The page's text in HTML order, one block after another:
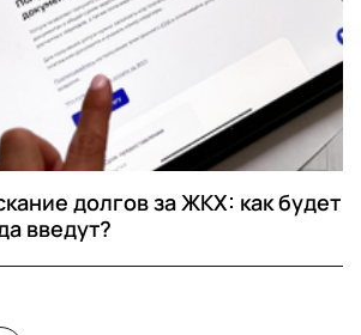
долгов за ЖКХ: как будет
введут?